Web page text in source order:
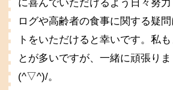
に喜んでいただけるよう日々努
ログや高齢者の食事に関する疑
トをいただけると幸いです。私
とが多いですが、一緒に頑張りま
(^▽^)/。